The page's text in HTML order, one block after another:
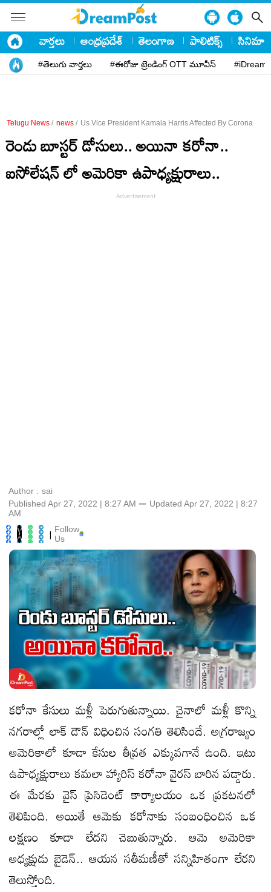
వార్తలు ఆంధ్రప్రదేశ్ తెలంగాణ పాలిటిక్స్ సినిమా
#తెలుగు వార్తలు #ఈరోజు ట్రెండింగ్ OTT మూవీస్
Telugu News / news / Us Vice President Kamala Harris Affected By Corona
రెండు బూస్టర్ డోసులు.. అయినా కరోనా..
ఐసోలేషన్ లో అమెరికా ఉపాధ్యక్షురాలు..
Author : sai
Published Apr 27, 2022 | 8:27 AM ⚊ Updated Apr 27, 2022 | 8:27
AM
| Follow
Us
కరోనా కేసులు మళ్లీ పెరుగుతున్నాయి. చైనాలో మళ్లీ కొన్ని
నగరాల్లో లాక్ డౌన్ విధించిన సంగతి తెలిసిందే. అగ్రరాజ్యం
అమెరికాలో కూడా కేసుల తీవ్రత ఎక్కువగానే ఉంది. ఇటు
ఉపాధ్యక్షురాలు కమలా హ్యారిస్ కరోనా వైరస్ బారిన పడ్డారు.
ఈ మేరకు వైస్ ప్రెసిడెంట్ కార్యాలయం ఒక ప్రకటనలో
తెలిపింది. అయితే ఆమెకు కరోనాకు సంబంధించిన ఒక
లక్షణం కూడా లేదని చెబుతున్నారు. ఆమె అమెరికా
అధ్యక్షుడు బైడెన్.. ఆయన సతీమణీతో సన్నిహితంగా లేరని
తెలుస్తోంది.